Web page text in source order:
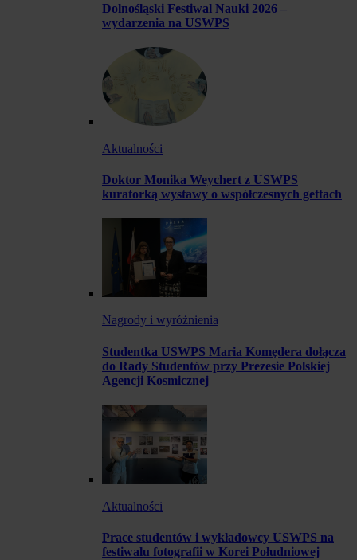
Dolnośląski Festiwal Nauki 2026 –
wydarzenia na USWPS
Aktualności
Doktor Monika Weychert z USWPS
kuratorką wystawy o współczesnych gettach
Nagrody i wyróżnienia
Studentka USWPS Maria Komędera dołącza
do Rady Studentów przy Prezesie Polskiej
Agencji Kosmicznej
Aktualności
Prace studentów i wykładowcy USWPS na
festiwalu fotografii w Korei Południowej